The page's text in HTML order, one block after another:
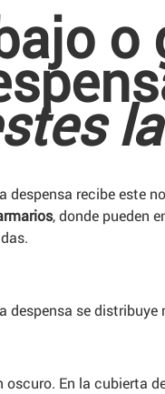
o
despensa recibe este
, donde pueden
despensa se distribuye
oscuro. En la cubierta